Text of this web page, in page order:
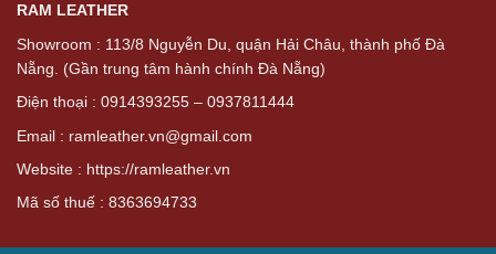
RAM LEATHER
Showroom : 113/8 Nguyễn Du, quận Hải Châu, thành phố Đà
Nẵng. (Gần trung tâm hành chính Đà Nẵng)
Điện thoại : 0914393255 – 0937811444
Email : ramleather.vn@gmail.com
Website : https://ramleather.vn
Mã số thuế : 8363694733